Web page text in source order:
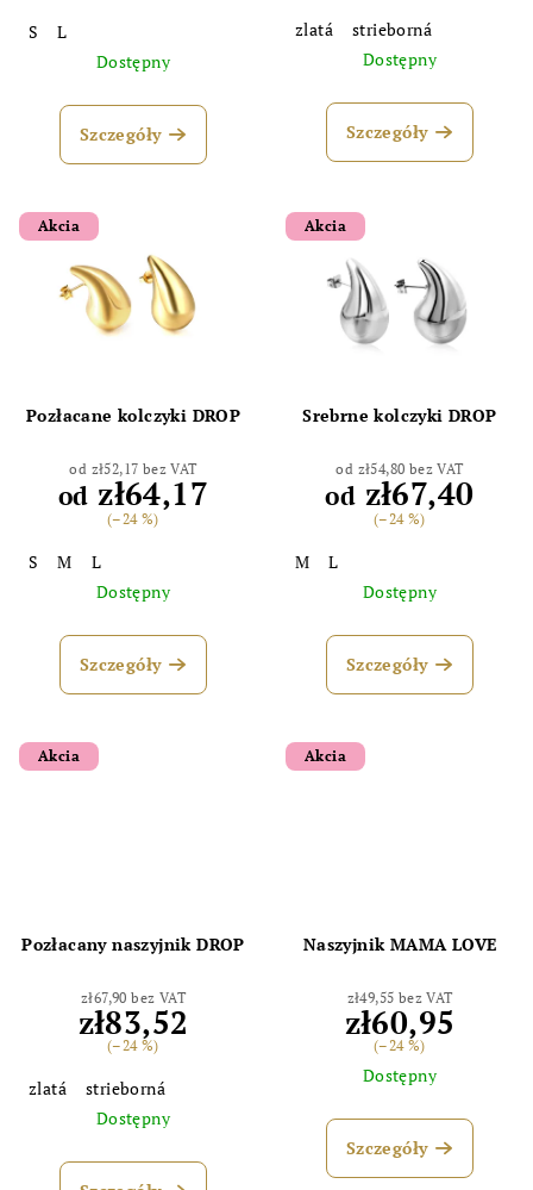
S
L
Dostępny
Szczegóły
zlatá
strieborná
Dostępny
Szczegóły
Akcia
Pozłacane kolczyki DROP
od zł52,17 bez VAT
od zł64,17
(–24 %)
S M
L
Dostępny
Szczegóły
Akcia
Srebrne kolczyki DROP
od zł54,80 bez VAT
od zł67,40
(–24 %)
M
L
Dostępny
Szczegóły
Akcia
Pozłacany naszyjnik DROP
zł67,90 bez VAT
zł83,52
(–24 %)
zlatá
strieborná
Dostępny
Akcia
Naszyjnik MAMA LOVE
zł49,55 bez VAT
zł60,95
(–24 %)
Dostępny
Szczegóły